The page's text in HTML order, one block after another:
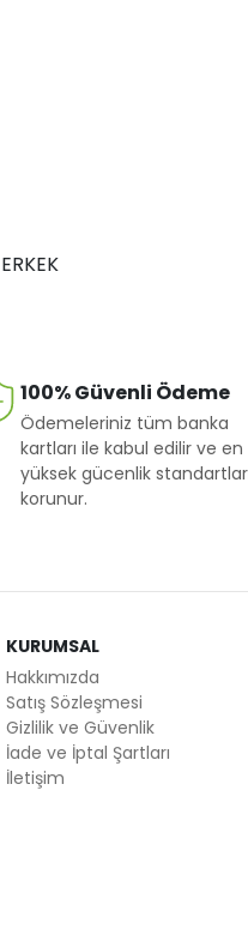
ERKEK
100% Güvenli Ödeme
Ödemeleriniz tüm banka
kartları ile kabul edilir ve en
yüksek gücenlik
korunur.
KURUMSAL
Hakkımızda
Satış Sözleşmesi
Gizlilik ve Güvenlik
İade ve İptal Şartları
İletişim